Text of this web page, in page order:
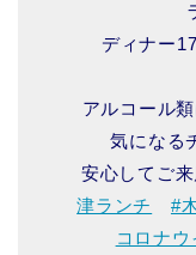
ディナー
アルコール
気になる
安心してご
津ランチ
#
コロナウ